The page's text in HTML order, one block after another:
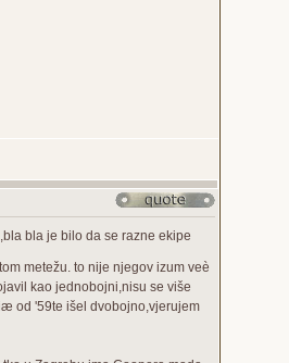
bla je bilo da se razne ekipe
metežu. to nije njegov izum veè
kao jednobojni,nisu se više
od '59te išel dvobojno,vjerujem